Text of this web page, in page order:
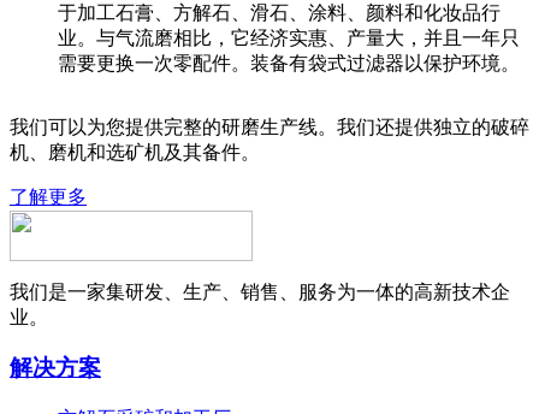
于加工石膏、方解石、滑石、涂料、颜料和化妆品行
业。与气流磨相比，它经济实惠、产量大，并且一年只
需要更换一次零配件。装备有袋式过滤器以保护环境。
我们可以为您提供完整的研磨生产线。我们还提供独立的破碎
机、磨机和选矿机及其备件。
了解更多
我们是一家集研发、生产、销售、服务为一体的高新技术企
业。
解决方案